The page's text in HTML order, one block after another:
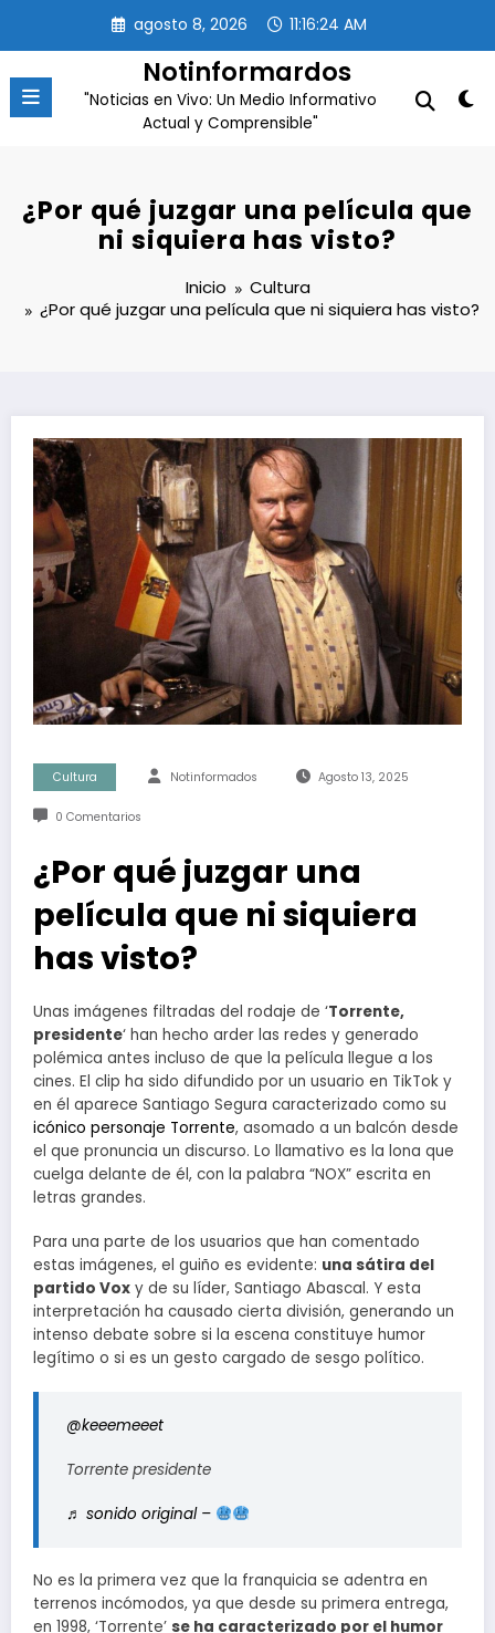
contenido
agosto 8, 2026 11:16:24 AM
Notinformardos
"Noticias en Vivo: Un Medio Informativo
Actual y Comprensible"
¿Por qué juzgar una película que
ni siquiera has visto?
Inicio
Cultura
¿Por qué juzgar una película que ni siquiera has visto?
Cultura Notinformados Agosto 13, 2025
0 Comentarios
¿Por qué juzgar una
película que ni siquiera
has visto?
Unas imágenes filtradas del rodaje de ‘Torrente,
presidente‘ han hecho arder las redes y generado
polémica antes incluso de que la película llegue a los
cines. El clip ha sido difundido por un usuario en TikTok y
en él aparece Santiago Segura caracterizado como su
icónico personaje Torrente, asomado a un balcón desde
el que pronuncia un discurso. Lo llamativo es la lona que
cuelga delante de él, con la palabra “NOX” escrita en
letras grandes.
Para una parte de los usuarios que han comentado
estas imágenes, el guiño es evidente: una sátira del
partido Vox y de su líder, Santiago Abascal. Y esta
interpretación ha causado cierta división, generando un
intenso debate sobre si la escena constituye humor
legítimo o si es un gesto cargado de sesgo político.
@keeemeeet
Torrente presidente
♬ sonido original –
No es la primera vez que la franquicia se adentra en
terrenos incómodos, ya que desde su primera entrega,
en 1998, ‘Torrente’ se ha caracterizado por el humor